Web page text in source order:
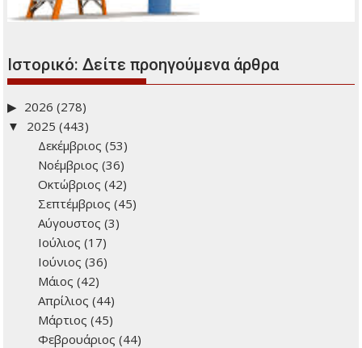
Ιστορικό: Δείτε προηγούμενα άρθρα
2026 (278)
2025 (443)
Δεκέμβριος (53)
Νοέμβριος (36)
Οκτώβριος (42)
Σεπτέμβριος (45)
Αύγουστος (3)
Ιούλιος (17)
Ιούνιος (36)
Μάιος (42)
Απρίλιος (44)
Μάρτιος (45)
Φεβρουάριος (44)